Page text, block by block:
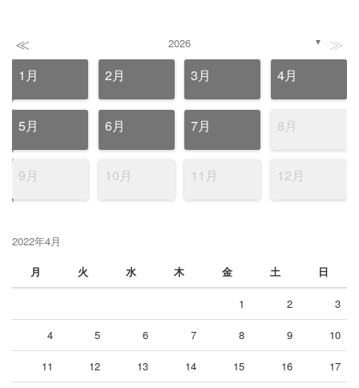
≪ 2026 ▼ ≫
1月 2月 3月 4月
5月 6月 7月 8月
9月 10月 11月 12月
2022年4月
月
火 水 木 金 土 日
1 2 3
4 5 6 7 8 9 10
11 12 13 14 15 16 17